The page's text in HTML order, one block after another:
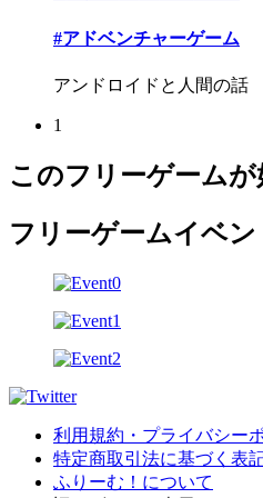
#アドベンチャーゲーム
アンドロイドと人間の話
1
このフリーゲーム
フリーゲームイベン
利用規約・プライバシー
特定商取引法に基づく表
ふりーむ！について